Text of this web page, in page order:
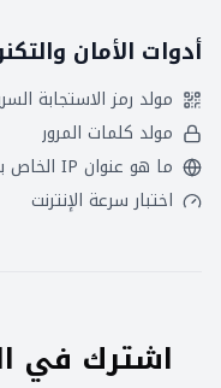
أدوات الأمان
مولد رمز الاستجابة
مولد كلمات المرور
ما هو عنوان IP الخاص بي
اختبار سرعة الإنترنت
اشترك في